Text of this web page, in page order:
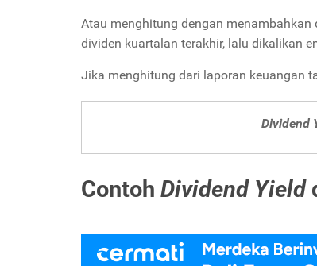
Atau menghitung dengan
dividen kuartalan terakhir, lalu dikalikan
Jika menghitung dari laporan keuangan
Dividend
Contoh Dividend Yield